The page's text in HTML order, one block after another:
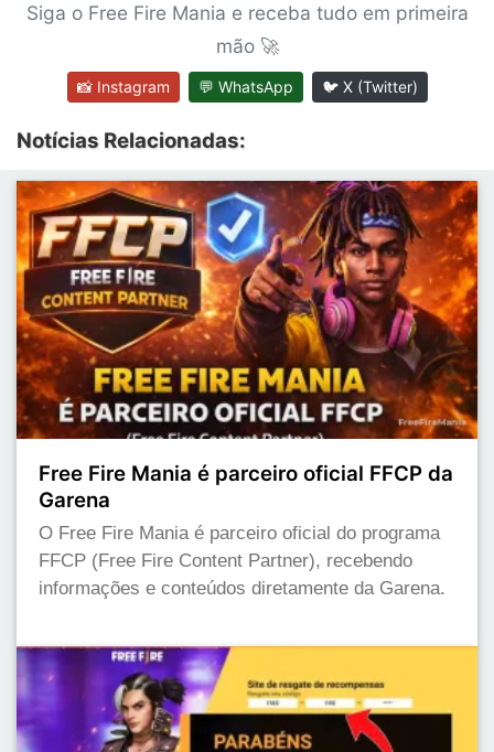
Siga o Free Fire Mania e receba tudo em primeira
mão 🚀
📸 Instagram 💬 WhatsApp 🐦 X (Twitter)
Notícias Relacionadas:
Free Fire Mania é parceiro oficial FFCP da
Garena
O Free Fire Mania é parceiro oficial do programa
FFCP (Free Fire Content Partner), recebendo
informações e conteúdos diretamente da Garena.